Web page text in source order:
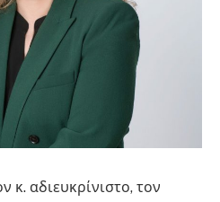
αδιευκρίνιστο, τον